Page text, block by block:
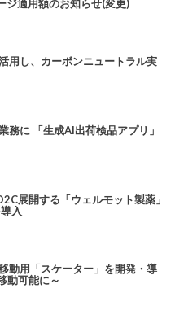
適用額のお知らせ(変更)
用し、カーボンニュートラル実
務に 「生成AI出荷検品アプリ」
展開する「ウェルモット製薬」
入
動用「スケーター」を開発・導
動可能に～